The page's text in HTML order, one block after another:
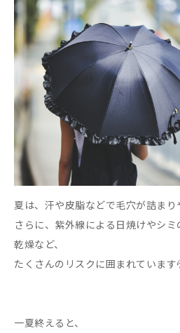
夏は、汗や皮脂などで毛穴が詰まり
さらに、紫外線による日焼けやシ
乾燥など、
たくさんのリスクに囲まれています
一夏終えると、